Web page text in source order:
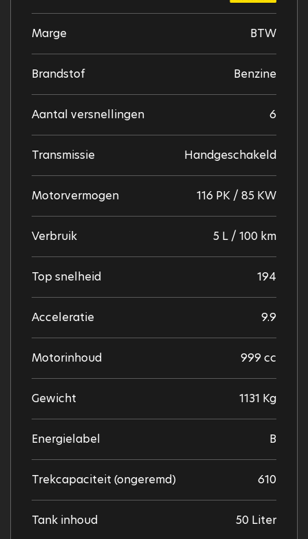
Marge BTW
Brandstof Benzine
Aantal versnellingen 6
Transmissie Handgeschakeld
Motorvermogen 116 PK / 85 KW
Verbruik 5 L / 100 km
Top snelheid 194
Acceleratie 9.9
Motorinhoud 999 cc
Gewicht 1131 Kg
Energielabel B
Trekcapaciteit (ongeremd) 610
Tank inhoud 50 Liter